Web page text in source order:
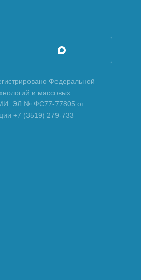
Федеральной
и массовых
ЭЛ № ФС77-77805 от
+7 (3519) 279-733